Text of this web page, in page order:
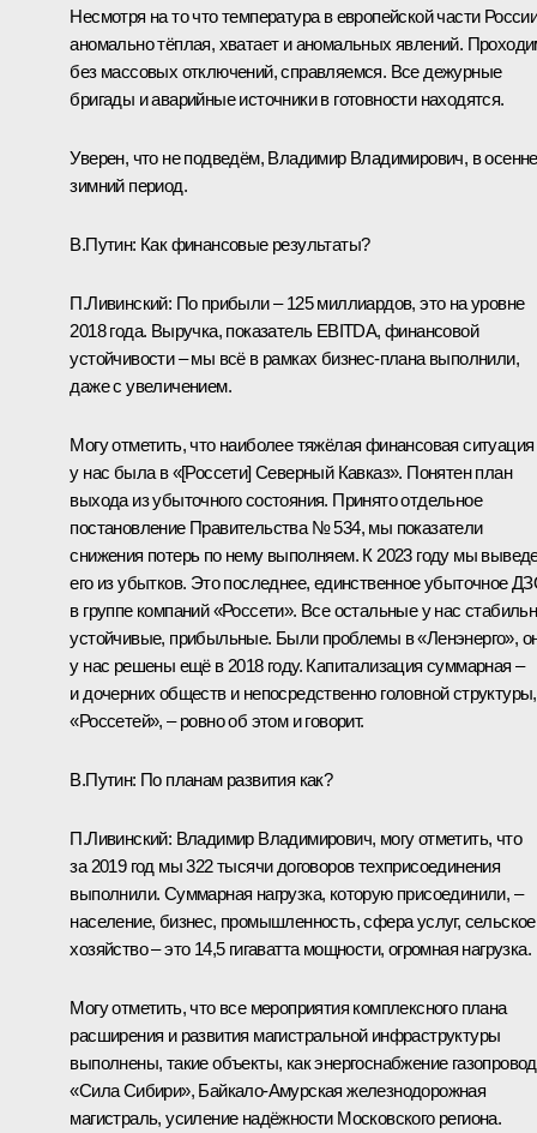
Несмотря на то что температура в европейской части
аномально тёплая, хватает и аномальных явлений.
без массовых отключений, справляемся. Все дежурные
бригады и аварийные источники в готовности находятся.
Уверен, что не подведём, Владимир Владимирович, в
зимний период.
В.Путин: Как финансовые результаты?
П.Ливинский: По прибыли – 125 миллиардов, это на уровне
2018 года. Выручка, показатель EBITDA, финансовой
устойчивости – мы всё в рамках бизнес-плана выполнили,
даже с увеличением.
Могу отметить, что наиболее тяжёлая финансовая ситуация
у нас была в «[Россети] Северный Кавказ». Понятен план
выхода из убыточного состояния. Принято отдельное
постановление Правительства № 534, мы показатели
снижения потерь по нему выполняем. К 2023 году мы
его из убытков. Это последнее, единственное убыточное
в группе компаний «Россети». Все остальные у нас
устойчивые, прибыльные. Были проблемы в «Ленэнерго»,
у нас решены ещё в 2018 году. Капитализация суммарная –
и дочерних обществ и непосредственно головной структуры,
«Россетей», – ровно об этом и говорит.
В.Путин: По планам развития как?
П.Ливинский: Владимир Владимирович, могу отметить, что
за 2019 год мы 322 тысячи договоров техприсоединения
выполнили. Суммарная нагрузка, которую присоединили, –
население, бизнес, промышленность, сфера услуг, сельское
хозяйство – это 14,5 гигаватта мощности, огромная нагрузка.
Могу отметить, что все мероприятия комплексного плана
расширения и развития магистральной инфраструктуры
выполнены, такие объекты, как энергоснабжение
«Сила Сибири», Байкало-Амурская железнодорожная
магистраль, усиление надёжности Московского региона.